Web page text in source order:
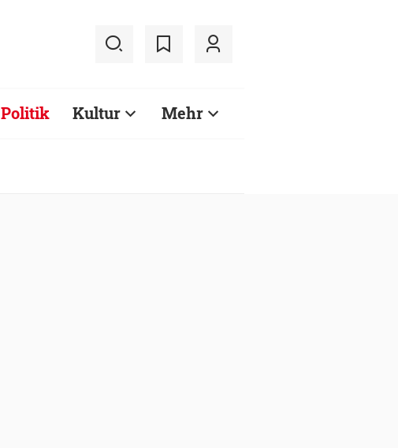
Politik Kultur Mehr